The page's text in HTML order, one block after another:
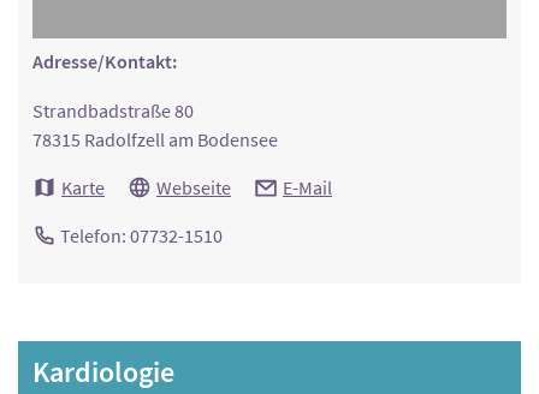
Adresse/Kontakt:
Strandbadstraße 80
78315 Radolfzell am Bodensee
Karte
Webseite E-Mail
Telefon: 07732-1510
Kardiologie